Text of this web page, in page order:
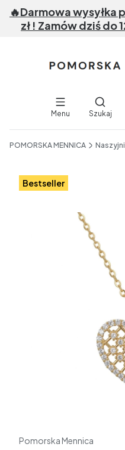
🔥Darmowa wysyłka
zł ! Zamów dziś
Menu Szukaj
POMORSKA MENNICA
Etykiety
Bestseller
Pomorska Mennica